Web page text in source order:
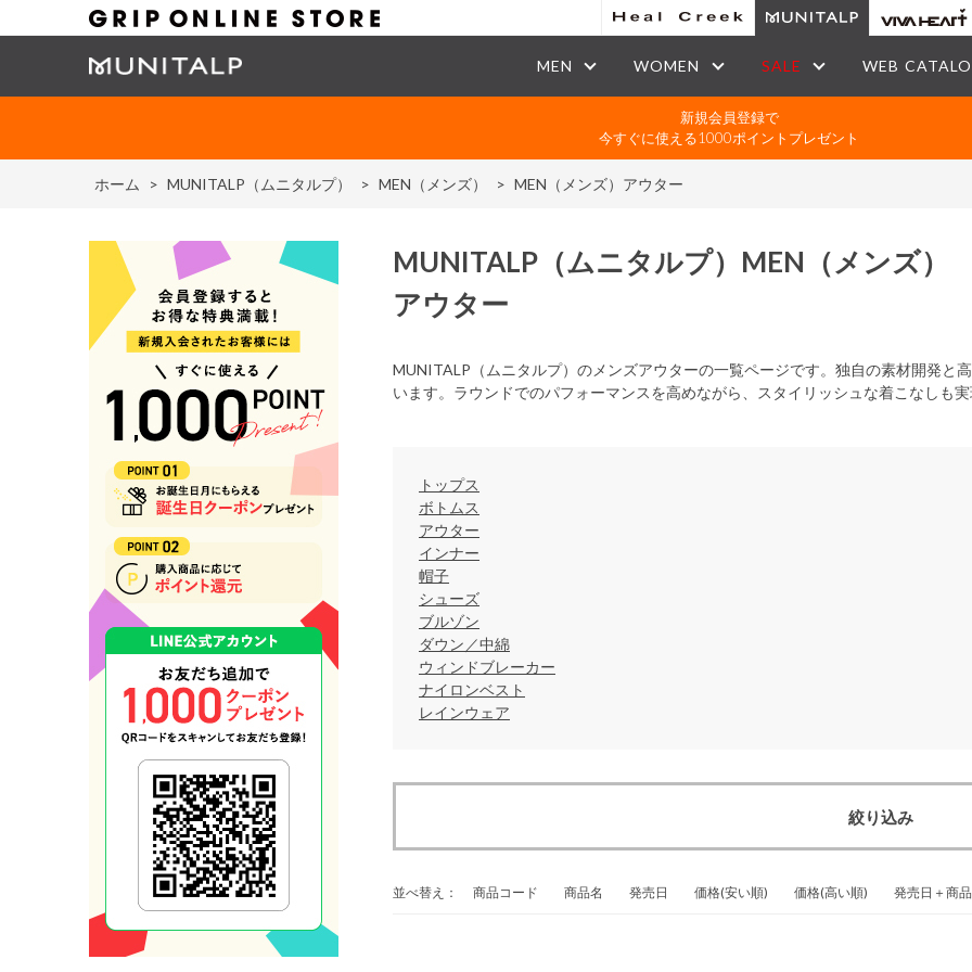
MEN WOMEN SALE WEB
新規会員登録で
今すぐに使える1000ポイントプレゼント
ホーム > MUNITALP（ムニタルプ） > MEN（メンズ） > MEN（メンズ）アウター
アウター
MUNITALP （ムニタルプ） MEN （メンズ）
MUNITALP（ムニタルプ）のメンズアウターの一覧ページです。独自の素材開発と
います。ラウンドでのパフォーマンスを高めながら、スタイリッシュな着こなしも
トップス
ボトムス
アウター
インナー
帽子
シューズ
ブルゾン
ダウン／中綿
ウィンドブレーカー
ナイロンベスト
レインウェア
絞り込み
並べ替え： 商品コード 商品名 発売日 価格(安い順) 価格(高い順) 発売日＋商